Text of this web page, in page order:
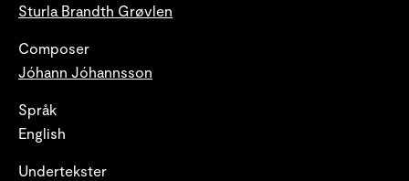
Sturla Brandth Grøvlen
Composer
Jóhann Jóhannsson
Språk
English
Undertekster